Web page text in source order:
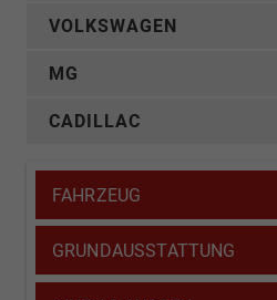
VOLKSWAGEN
MG
CADILLAC
FAHRZEUG
GRUNDAUSSTATTUNG